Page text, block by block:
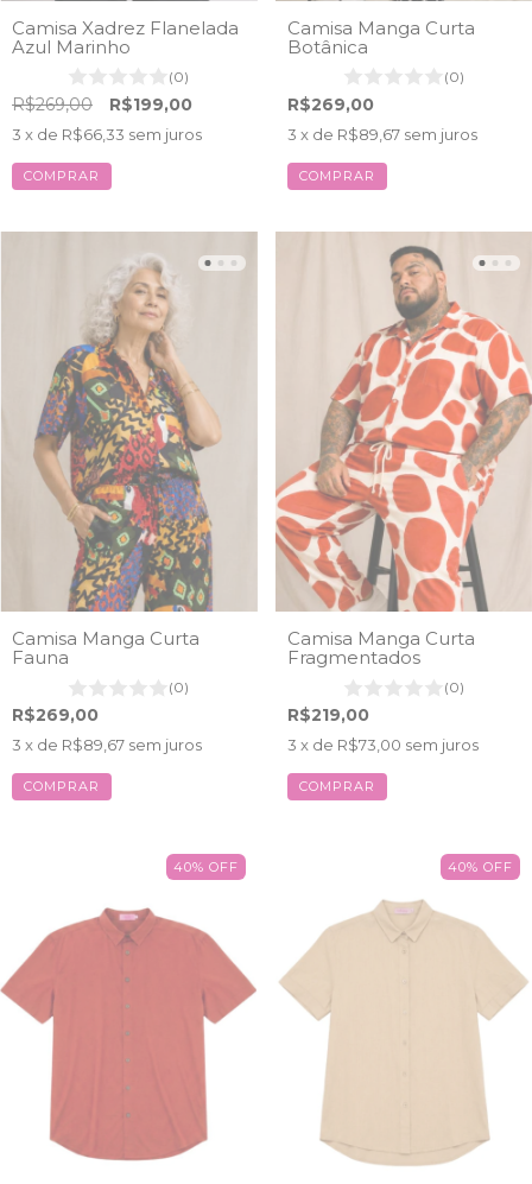
Camisa Xadrez Flanelada
Azul Marinho
(0)
R$269,00 R$199,00
3 x de R$66,33 sem juros
COMPRAR
Camisa Manga Curta
Botânica
(0)
R$269,00
3 x de R$89,67 sem juros
COMPRAR
Camisa Manga Curta
Fauna
(0)
R$269,00
3 x de R$89,67 sem juros
COMPRAR
Camisa Manga Curta
Fragmentados
(0)
R$219,00
3 x de R$73,00 sem juros
COMPRAR
40% OFF 40% OFF